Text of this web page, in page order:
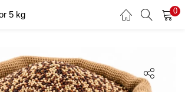
5 kg 0
ÎNREGISTRARE
de utilizator și parola pentru a vă autentifica.